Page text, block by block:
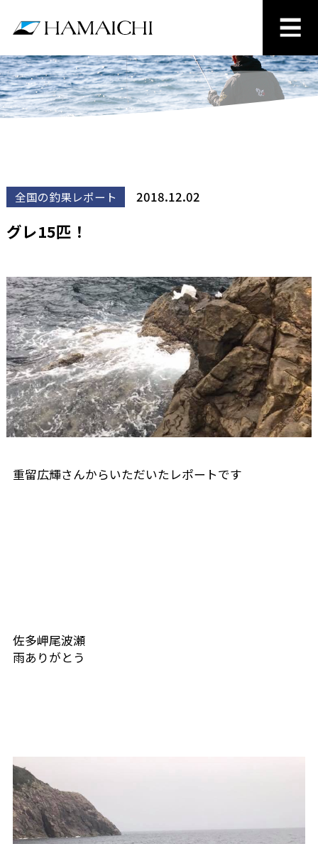
全国の釣果レポート 2018.12.02
グレ15匹！
重留広輝さんからいただいたレポートです
佐多岬尾波瀬
雨ありがとう